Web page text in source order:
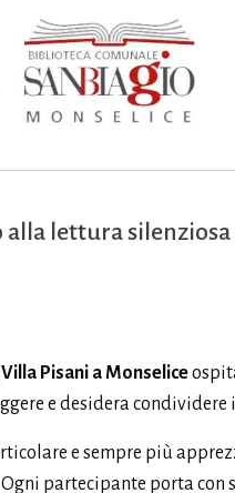
lettura silenziosa
Villa Pisani a Monselice
e desidera
e sempre più
partecipante porta